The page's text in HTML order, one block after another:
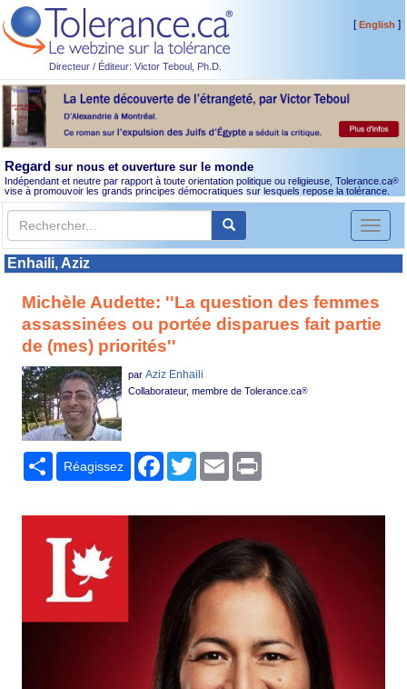
Directeur / Éditeur: Victor Teboul, Ph.D.
[English ]
Regard sur nous et ouverture sur le monde
Indépendant et neutre par rapport à toute orientation politique ou religieuse, Tolerance.ca®
vise à promouvoir les grands principes démocratiques sur lesquels repose la tolérance.
Toggle
Enhaili, Aziz
Michèle Audette: ''La question des femmes
assassinées ou portée disparues fait partie
de (mes) priorités''
parAziz Enhaili
Collaborateur, membre de Tolerance.ca®
Partager
Réagissez Facebook
TwitterEmail